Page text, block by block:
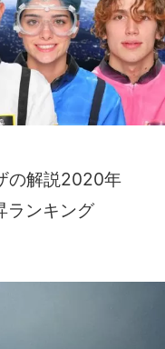
の解説2020年
ランキング